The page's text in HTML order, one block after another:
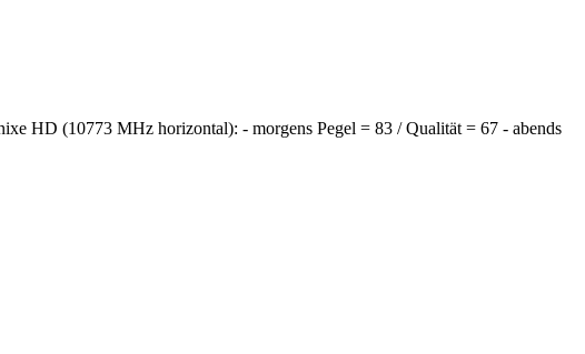
HD (10773 MHz horizontal): - morgens Pegel = 83 / Qualität = 67 - abends